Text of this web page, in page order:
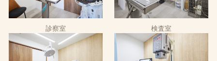
診察室 検査室